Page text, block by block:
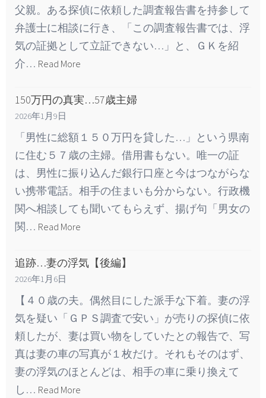
父親。ある探偵に依頼した調査報告書を持参して
弁護士に相談に行き、「この調査報告書では、浮
気の証拠として立証できない…」と、ＧＫを紹
介… Read More
150万円の真実…57歳主婦
2026年1月9日
「男性に総額１５０万円を貸した…」という県南
に住む５７歳の主婦。借用書もない。唯一の証
は、男性に振り込んだ銀行口座と今はつながらな
い携帯電話。相手の住まいも分からない。行政機
関へ相談しても聞いてもらえず、揚げ句「男女の
関… Read More
追跡…妻の浮気【後編】
2026年1月6日
【４０歳の夫。偶然目にした派手な下着。妻の浮
気を疑い「ＧＰＳ調査で安い」が売りの探偵に依
頼したが、妻は買い物をしていたとの報告で、写
真は妻の車の写真が１枚だけ。それもそのはず、
妻の浮気のほとんどは、相手の車に乗り換えて
し… Read More